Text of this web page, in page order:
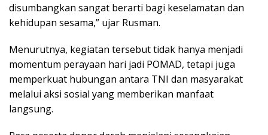
disumbangkan sangat berarti bagi keselamatan dan
kehidupan sesama,” ujar Rusman.
Menurutnya, kegiatan tersebut tidak hanya menjadi
momentum perayaan hari jadi POMAD, tetapi juga
memperkuat hubungan antara TNI dan masyarakat
melalui aksi sosial yang memberikan manfaat
langsung.